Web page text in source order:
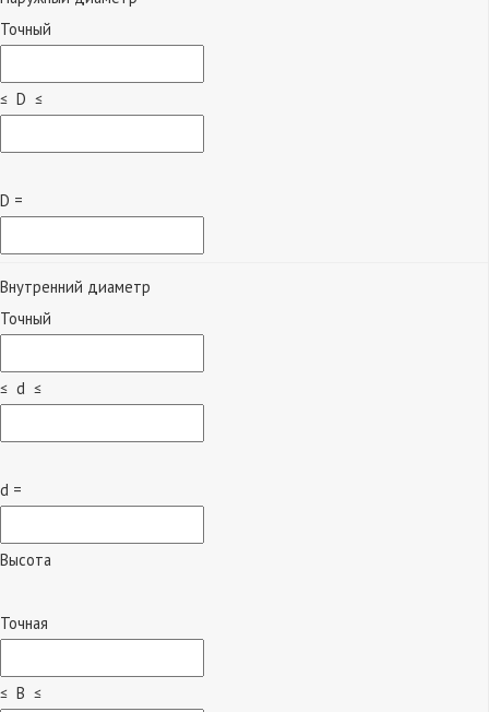
Точный
≤ D ≤
D =
Внутренний диаметр
Точный
≤ d ≤
d =
Высота
Точная
≤ B ≤